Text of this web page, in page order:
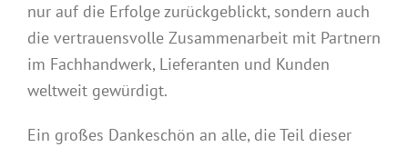
nur auf die Erfolge zurückgeblickt, sondern auch
die vertrauensvolle Zusammenarbeit mit Partnern
im Fachhandwerk, Lieferanten und Kunden
weltweit gewürdigt.
Ein großes Dankeschön an alle, die Teil dieser